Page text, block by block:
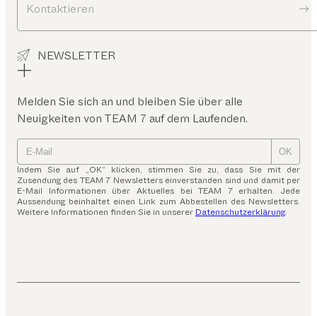
Kontaktieren
NEWSLETTER
Melden Sie sich an und bleiben Sie über alle
Neuigkeiten von TEAM 7 auf dem Laufenden.
OK
Indem Sie auf „OK“ klicken, stimmen Sie zu, dass Sie mit der
Zusendung des TEAM 7 Newsletters einverstanden sind und damit per
E-Mail Informationen über Aktuelles bei TEAM 7 erhalten. Jede
Aussendung beinhaltet einen Link zum Abbestellen des Newsletters.
Weitere Informationen finden Sie in unserer Datenschutzerklärung.